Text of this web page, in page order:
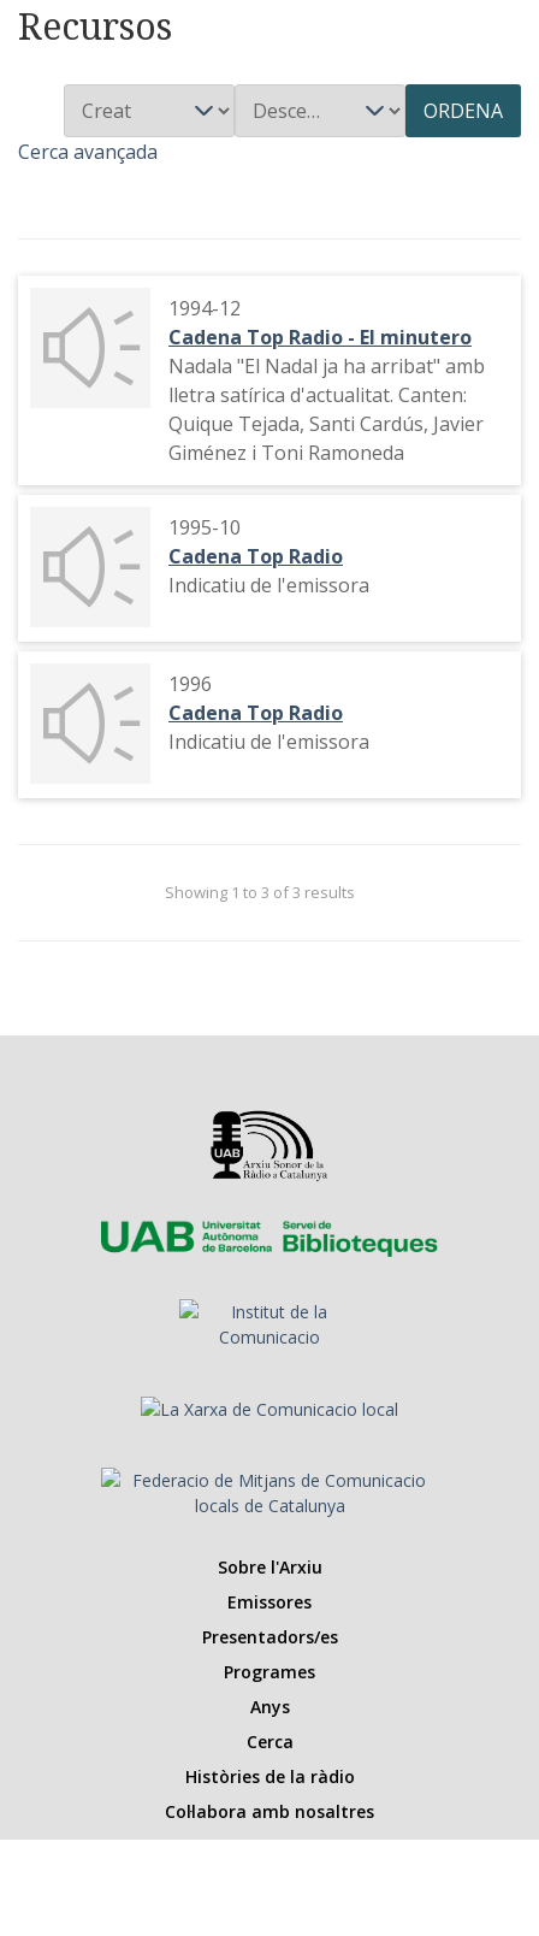
Recursos
ORDENA
Cerca avançada
1994-12
Cadena Top Radio - El minutero
Nadala "El Nadal ja ha arribat" amb
lletra satírica d'actualitat. Canten:
Quique Tejada, Santi Cardús, Javier
Giménez i Toni Ramoneda
1995-10
Cadena Top Radio
Indicatiu de l'emissora
1996
Cadena Top Radio
Indicatiu de l'emissora
Showing 1 to 3 of 3 results
Sobre l'Arxiu
Emissores
Presentadors/es
Programes
Anys
Cerca
Històries de la ràdio
Col·labora amb nosaltres